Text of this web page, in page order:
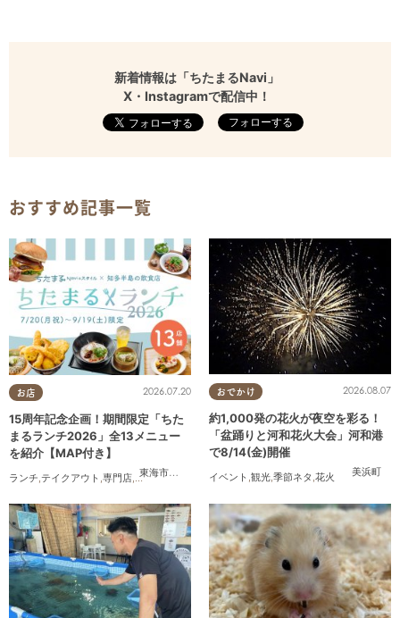
新着情報は「ちたまるNavi」
X・Instagramで配信中！
フォローする
おすすめ記事一覧
お店
東海市
,大府市 知多市 東浦町,半田市,常滑市,武豊町
2026.07.20
15周年記念企画！期間限定「ちた
まるランチ2026」全13メニュー
を紹介【MAP付き】
ランチ テイクアウト 専門店 ちたまるスタイル掲載店, まとめ記事,家族,カップル,おひと
おでかけ
美浜町
2026.08.07
約1,000発の花火が夜空を彩る！
「盆踊りと河和花火大会」河和港
で8/14(金)開催
イベント ,観光,季節ネタ ,花火